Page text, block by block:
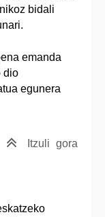
bidali
emanda
dio
egunera
Itzuli gora